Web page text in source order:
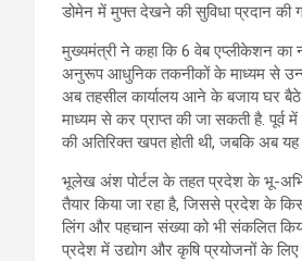
डोमेन में मुफ्त देखने की सुविधा प्रदान की
मुख्यमंत्री ने कहा कि 6 वेब एप्लीकेशन का
अनुरूप आधुनिक तकनीकों के माध्यम से
अब तहसील कार्यालय आने के बजाय घर
माध्यम से कर प्राप्त की जा सकती है.
की अतिरिक्त खपत होती थी, जबकि अब
भूलेख अंश पोर्टल के तहत प्रदेश के भू-
तैयार किया जा रहा है, जिससे प्रदेश के
लिंग और पहचान संख्या को भी संकलित
प्रदेश में उद्योग और कृषि प्रयोजनों के लिए